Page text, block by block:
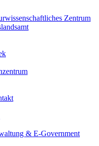
Zentrum
& E-Government